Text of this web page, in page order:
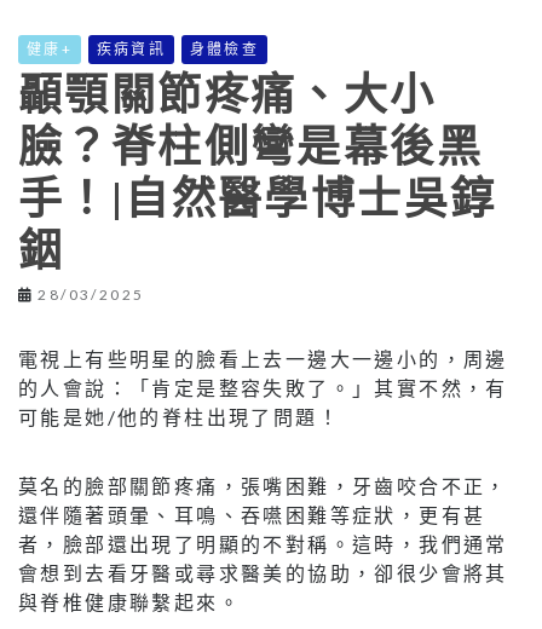
健康+ 疾病資訊 身體檢查
顳顎關節疼痛、大小
臉？脊柱側彎是幕後黑
手！|自然醫學博士吳錞
銦
28/03/2025
電視上有些明星的臉看上去一邊大一邊小的，周邊
的人會說：「肯定是整容失敗了。」其實不然，有
可能是她/他的脊柱出現了問題！
莫名的臉部關節疼痛，張嘴困難，牙齒咬合不正，
還伴隨著頭暈、耳鳴、吞嚥困難等症狀，更有甚
者，臉部還出現了明顯的不對稱。這時，我們通常
會想到去看牙醫或尋求醫美的協助，卻很少會將其
與脊椎健康聯繫起來。